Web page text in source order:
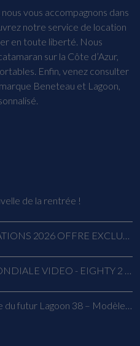
vous accompagnons dans
notre service de location
en toute liberté. Nous
sur la Côte d’Azur,
Enfin, venez consulter
Beneteau et Lagoon,
de la rentrée !
RÉSERVATIONS LOCATIONS 2026 OFFRE EXCLUSIVE
AVANT PREMIERE MONDIALE VIDEO - EIGHTY 2 LAGOON
WANTED : Propriétaire du futur Lagoon 38 – Modèle 2026